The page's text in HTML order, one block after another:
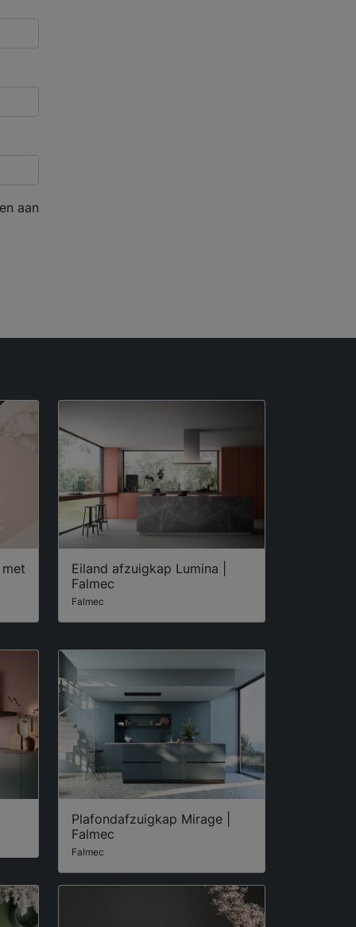
aan
Eiland afzuigkap Lumina |
Falmec
Falmec
Plafondafzuigkap Mirage |
Falmec
Falmec